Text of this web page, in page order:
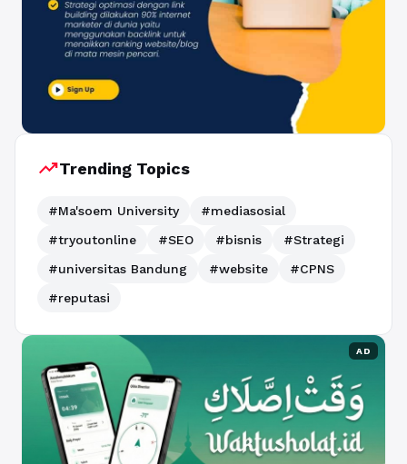
trending_upTrending Topics
#Ma'soem University
#mediasosial
#tryoutonline
#SEO #bisnis
#Strategi
#universitas Bandung
#website
#CPNS
#reputasi
AD